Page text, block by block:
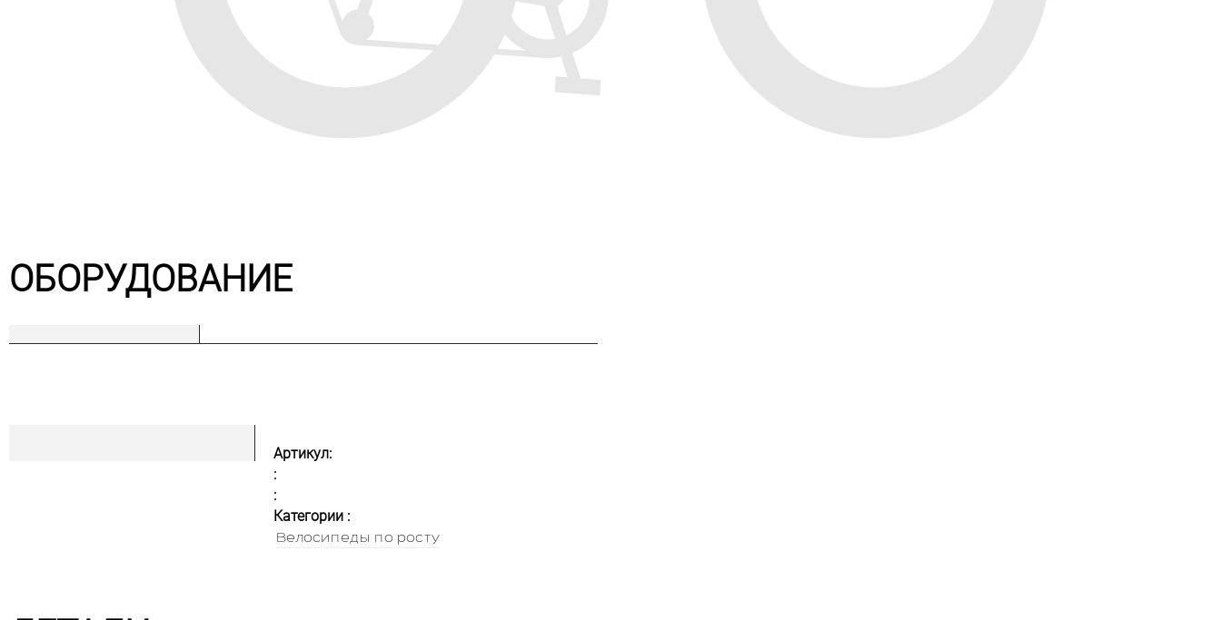
ОБОРУДОВАНИЕ
Артикул:
:
:
Категории :
Велосипеды по росту